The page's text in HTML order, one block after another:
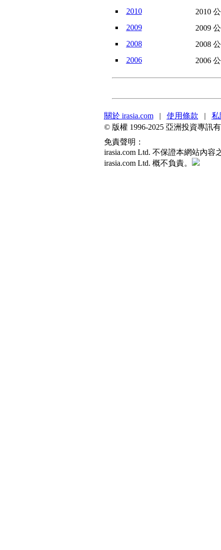
2010
2010
2009
2009
2008
2008
2006
2006
關於 irasia.com| 使用條款 | 私
© 版權 1996-2025 亞洲投資專訊
免責聲明：
irasia.com Ltd. 不保證本網站內
irasia.com Ltd. 概不負責。